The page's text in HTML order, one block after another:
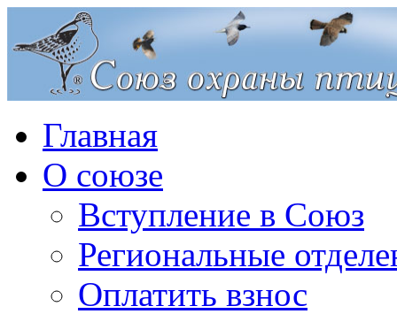
Главная
О союзе
Вступление в Союз
Региональные
Оплатить взнос